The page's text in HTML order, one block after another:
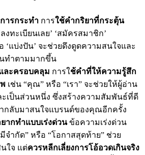
ารกระทำ การใช้คำกริยาที่กระตุ้น
ลงทะเบียนเลย’ ‘สมัครสมาชิก’
‘แบ่งปัน’ จะช่วยดึงดูดความสนใจและ
ทำตามมากขึ้น
ละครอบคลุม การใช้คำที่ให้ความรู้สึก
เช่น “คุณ” หรือ “เรา” จะช่วยให้ผู้อ่าน
เป็นส่วนหนึ่ง ซึ่งสร้างความสัมพันธ์ที่ดี
กลับมาสนใจแบรนด์ของคุณอีกครั้ง
ากทำแบบเร่งด่วนข้อความเร่งด่วน
จำกัด” หรือ “โอกาสสุดท้าย” ช่วย
ใจ แต่ควรหลีกเลี่ยงการโอ้อวดเกินจริง